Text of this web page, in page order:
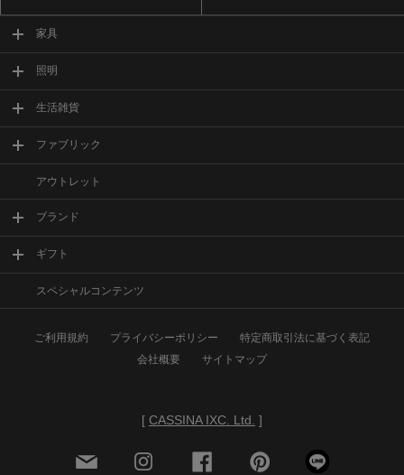
家具
照明
生活雑貨
ファブリック
アウトレット
ブランド
ギフト
スペシャルコンテンツ
ご利用規約 プライバシーポリシー
特定商取引法に基づく表記
会社概要
サイトマップ
[ CASSINA IXC. Ltd. ]